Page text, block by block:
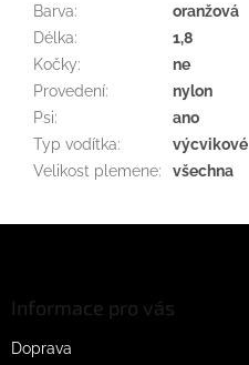
Barva:
oranžová
Délka:
1,8
Kočky:
ne
Provedení:
nylon
Psi:
ano
Typ vodítka:
výcvikové
Velikost plemene: všechna
Informace pro vás
Doprava